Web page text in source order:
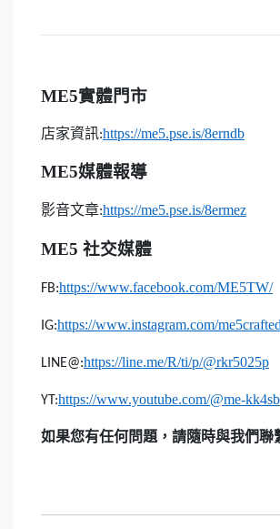
ME5實體門市
店家資訊:https://me5.pse.is/8erndb
ME5媒體報導
影音文章:https://me5.pse.is/8ermez
ME5 社交媒體
FB:https://www.facebook.com/ME5TW/
IG:https://www.instagram.com/
LINE@:https://line.me/R/ti/p/@rkr5025p
YT:https://www.youtube.com/@me-kk4sb
如果您有任何問題，請隨時與我們聯